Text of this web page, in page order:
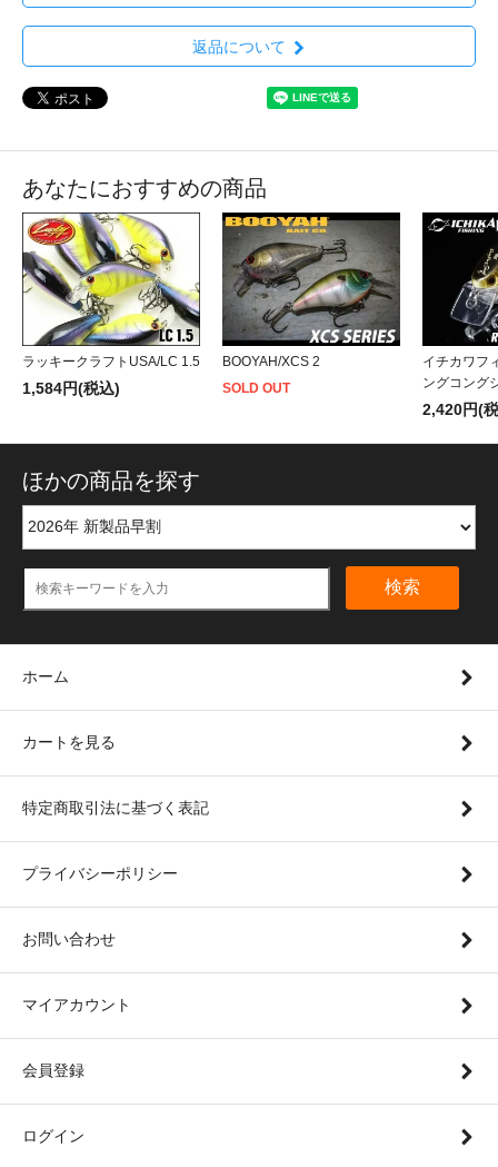
返品について
あなたにおすすめの商品
ラッキークラフトUSA/LC 1.5
1,584円(税込)
BOOYAH/XCS 2
SOLD OUT
イチカワフ
ングコング
2,420円(
ほかの商品を探す
検索
ホーム
カートを見る
特定商取引法に基づく表記
プライバシーポリシー
お問い合わせ
マイアカウント
会員登録
ログイン